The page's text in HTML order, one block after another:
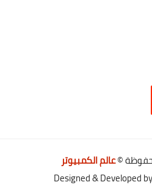
©عالم الكمبيوتر
Designed & Developed